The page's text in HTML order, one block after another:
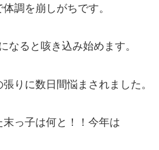
調を崩しがちです。
なると咳き込み始めます。
りに数日間悩まされました。
っ子は何と！！今年は